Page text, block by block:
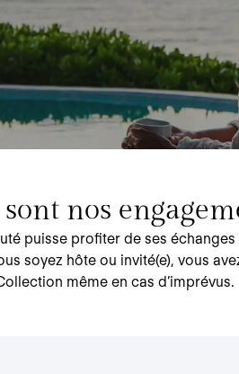
nos
puisse profiter de ses
soyez hôte ou invité(e), vous
même en cas d’imprévus.